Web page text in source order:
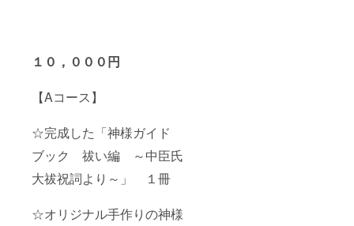
１０，０００円
【Aコース】
☆完成した「神様ガイド
ブック 祓い編 ～中臣氏
大祓祝詞より～」 １冊
☆オリジナル手作りの神様